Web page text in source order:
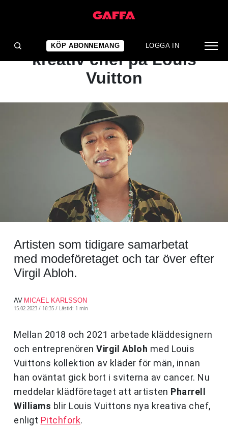
KÖP ABONNEMANG LOGGA IN
NYHET
Pharrell Williams ny
kreativ chef på Louis
Vuitton
Artisten som tidigare samarbetat
med modeföretaget och tar över efter
Virgil Abloh.
AV MICAEL KARLSSON
15.02.2023 / 16:35 / Lästid: 1 min
Mellan 2018 och 2021 arbetade kläddesignern
och entreprenören Virgil Abloh med Louis
Vuittons kollektion av kläder för män, innan
han oväntat gick bort i sviterna av cancer. Nu
meddelar klädföretaget att artisten Pharrell
Williams blir Louis Vuittons nya kreativa chef,
enligt Pitchfork.